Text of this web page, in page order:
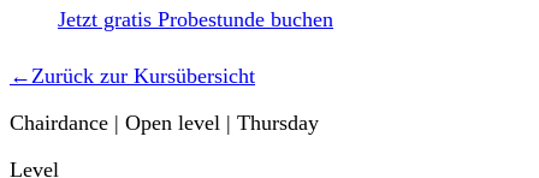
Jetzt gratis Probestunde buchen
←Zurück zur Kursübersicht
Chairdance | Open level | Thursday
Level